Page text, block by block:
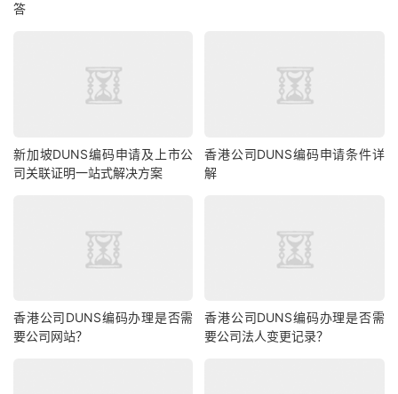
答
新加坡DUNS编码申请及上市公
司关联证明一站式解决方案
香港公司DUNS编码申请条件详
解
香港公司DUNS编码办理是否需
要公司网站？
香港公司DUNS编码办理是否需
要公司法人变更记录？